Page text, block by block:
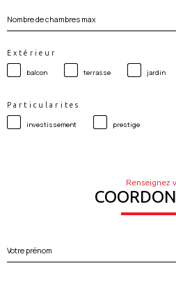
de
chambres
max
Extérieur
balcon terrasse jardin
Particularites
investissement prestige
Renseignez